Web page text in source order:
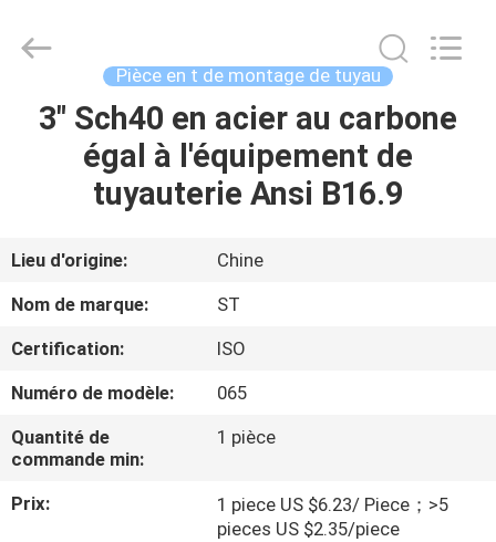
APERÇU
PRODUITS
VIDÉOS
SHOW
A
PROPOS
DE
Group
Reserved.
Developed
Pièce en t de montage de tuyau
3" Sch40 en acier au carbone
égal à l'équipement de
tuyauterie Ansi B16.9
Lieu d'origine:
Chine
Nom de marque:
ST
Certification:
ISO
Numéro de modèle:
065
Quantité de
commande min:
1 pièce
Prix:
1 piece US $6.23/ Piece；>5
pieces US $2.35/piece